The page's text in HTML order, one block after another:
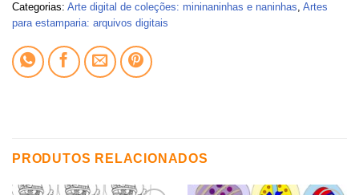
Categorias: Arte digital de coleções: mininaninhas e naninhas, Artes
para estamparia: arquivos digitais
PRODUTOS RELACIONADOS